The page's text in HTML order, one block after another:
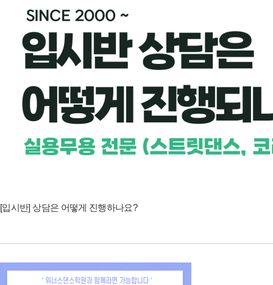
[입시반] 상담은 어떻게 진행하나요?